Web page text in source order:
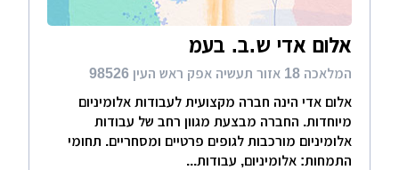
אלום אדי ש.ב. בעמ
המלאכה 18 אזור תעשיה אפק ראש העין 98526
אלום אדי הינה חברה מקצועית לעבודות אלומיניום
מיוחדות. החברה מבצעת מגוון רחב של עבודות
אלומיניום מורכבות לגופים פרטיים ומסחריים. תחומי
התמחות: אלומיניום, עבודות...